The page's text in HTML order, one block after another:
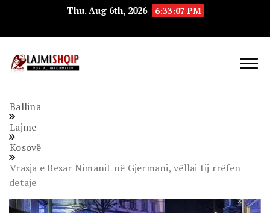
Thu. Aug 6th, 2026 6:33:08 PM
Ballina
Lajme
Kosovë
Vrasja e Besar Nimanit në Gjermani, vëllai tij rrëfen
detaje